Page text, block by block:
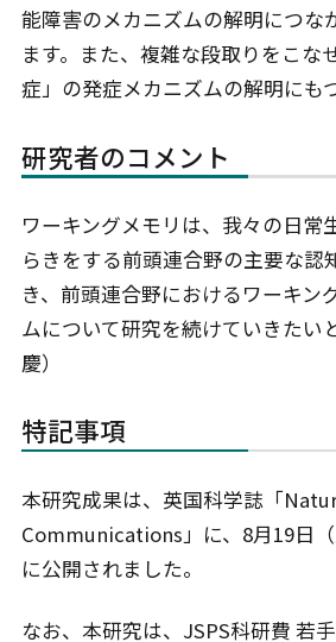
能障害のメカニズムの解明につな
ます。また、複雑な段取りをこな
症」の発症メカニズムの解明にも
研究者のコメント
ワーキングメモリは、我々の日常
らきをする前頭連合野の主要な認
き、前頭連合野におけるワーキン
ムについて研究を続けていきたい
慶）
特記事項
本研究成果は、英国科学誌「
Communications」に、8月19日（
に公開されました。
なお、本研究は、JSPS科研費 若